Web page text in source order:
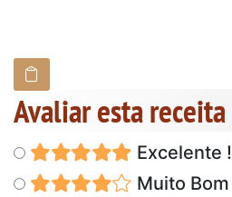
Avaliar esta receita
Excelente !
Muito Bom